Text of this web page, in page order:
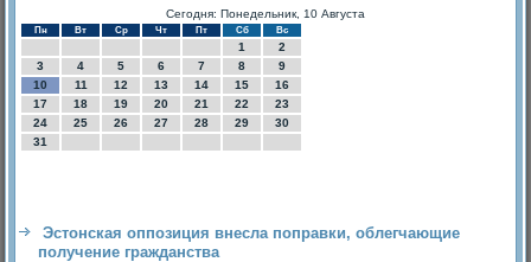
Сегодня: Понедельник, 10 Августа
Пн Вт Ср Чт Пт Сб Вс
1
2
3
4 5 6 7 8
9
10
11 12 13 14 15
16
17
18 19 20 21 22
23
24
25 26 27 28 29
30
31
Эстонская оппозиция внесла поправки, облегчающие
получение гражданства